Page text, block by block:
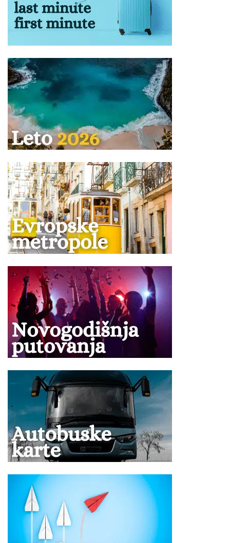
od kapaciteta i tipa istog, i ne postoji mogućnost rezervacije
željenog sedišta.
Ukoliko Vam ponuda za vila PARTHENIA Sivota ne odgovara